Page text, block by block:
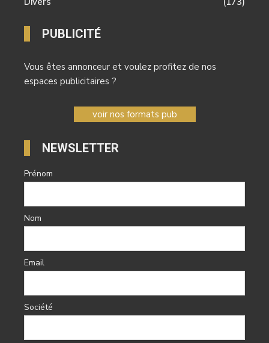
PUBLICITÉ
Vous êtes annonceur et voulez profitez de nos
espaces publicitaires ?
voir nos formats pub
NEWSLETTER
Prénom
Nom
Email
Société